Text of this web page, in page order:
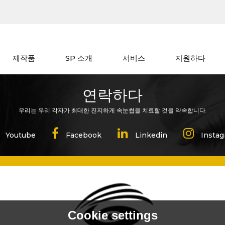
제작품 SP 소개 서비스 지원하다
연락하다
우리는 우리 각자가 최대한 진지하게 속눈썹을 치료할 것을 약속합니다.
Cookie settings